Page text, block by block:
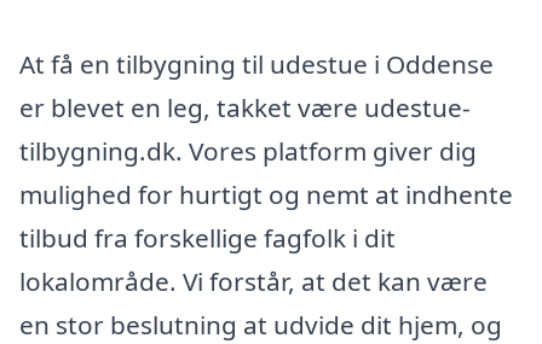
At få en tilbygning til udestue i Oddense
er blevet en leg, takket være udestue-
tilbygning.dk. Vores platform giver dig
mulighed for hurtigt og nemt at indhente
tilbud fra forskellige fagfolk i dit
lokalområde. Vi forstår, at det kan være
en stor beslutning at udvide dit hjem, og